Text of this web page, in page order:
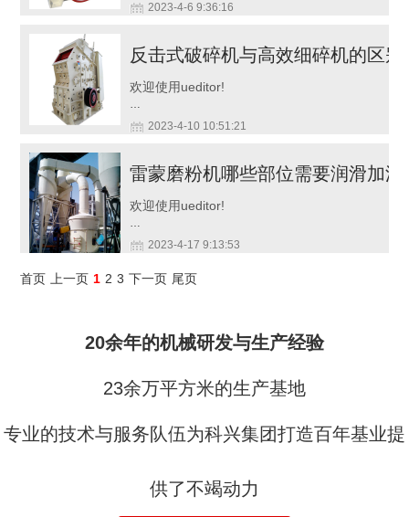
2023-4-6 9:36:16
反击式破碎机与高效细碎机的区
欢迎使用ueditor!
…
2023-4-10 10:51:21
雷蒙磨粉机哪些部位需要润滑加油
欢迎使用ueditor!
…
2023-4-17 9:13:53
首页 上一页 1 2 3 下一页 尾页
20余年的机械研发与生产经验
23余万平方米的生产基地
专业的技术与服务队伍为科兴集团打造百年基业提
供了不竭动力